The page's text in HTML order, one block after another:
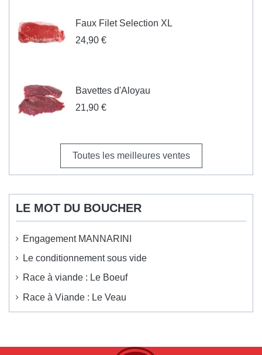
Faux Filet Selection XL
24,90 €
Bavettes d'Aloyau
21,90 €
Toutes les meilleures ventes
LE MOT DU BOUCHER
Engagement MANNARINI
Le conditionnement sous vide
Race à viande : Le Boeuf
Race à Viande : Le Veau